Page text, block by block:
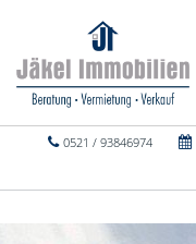
0521 / 93846974